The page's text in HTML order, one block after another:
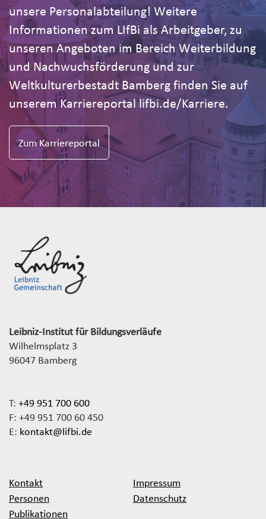
unsere Personalabteilung! Weitere
Informationen zum LIfBi als Arbeitgeber, zu
unseren Angeboten im Bereich Weiterbildung
und Nachwuchsförderung und zur
Weltkulturerbestadt Bamberg finden Sie auf
unserem Karriereportal lifbi.de/Karriere.
Zum Karriereportal
Leibniz-Institut für Bildungsverläufe
Wilhelmsplatz 3
96047 Bamberg
T: +49 951 700 600
F: +49 951 700 60 450
E: kontakt@lifbi.de
Kontakt
Personen
Publikationen
Impressum
Datenschutz